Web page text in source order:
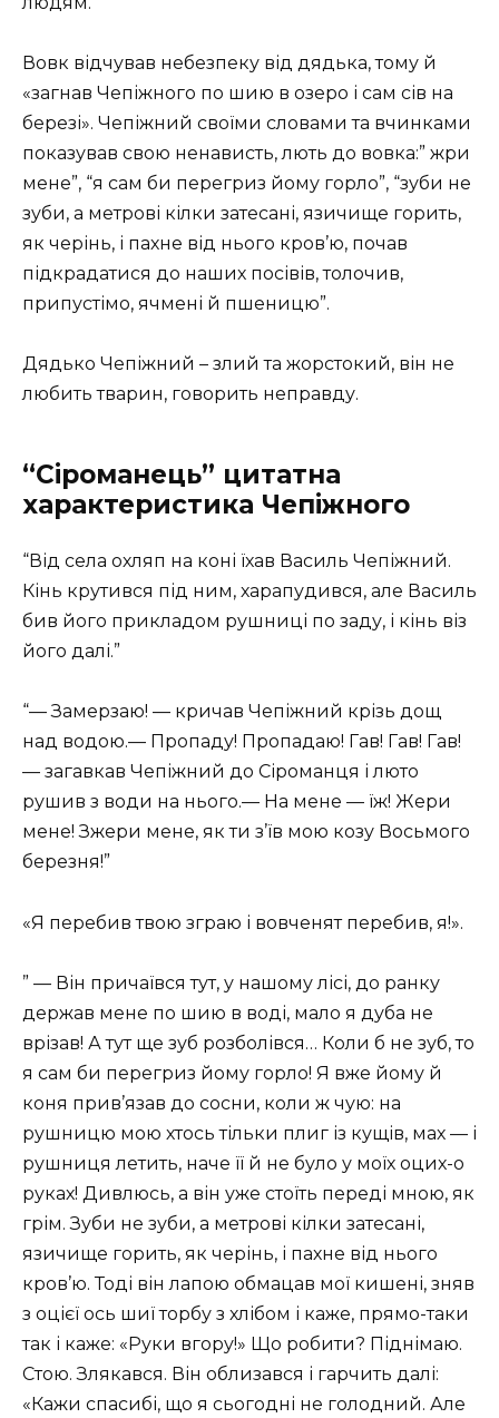
Вовк відчував небезпеку від дядька, тому й
«загнав Чепіжного по шию в озеро і сам сів на
березі». Чепіжний своїми словами та вчинками
показував свою ненависть, лють до вовка:” жри
мене”, “я сам би перегриз йому горло”, “зуби не
зуби, а метрові кілки затесані, язичище горить,
як черінь, і пахне від нього кров’ю, почав
підкрадатися до наших посівів, толочив,
припустімо, ячмені й пшеницю”.
Дядько Чепіжний – злий та жорстокий, він не
любить тварин, говорить неправду.
“Сіроманець” цитатна
характеристика Чепіжного
“Від села охляп на коні їхав Василь Чепіжний.
Кінь крутився під ним, харапудився, але Василь
бив його прикладом рушниці по заду, і кінь віз
його далі.”
“— Замерзаю! — кричав Чепіжний крізь дощ
над водою.— Пропаду! Пропадаю! Гав! Гав! Гав!
— загавкав Чепіжний до Сіроманця і люто
рушив з води на нього.— На мене — їж! Жери
мене! Зжери мене, як ти з’їв мою козу Восьмого
березня!”
«Я перебив твою зграю і вовченят перебив, я!».
” — Він причаївся тут, у нашому лісі, до ранку
держав мене по шию в воді, мало я дуба не
врізав! А тут ще зуб розболівся… Коли б не зуб, то
я сам би перегриз йому горло! Я вже йому й
коня прив’язав до сосни, коли ж чую: на
рушницю мою хтось тільки плиг із кущів, мах — і
рушниця летить, наче її й не було у моїх оцих-о
руках! Дивлюсь, а він уже стоїть переді мною, як
грім. Зуби не зуби, а метрові кілки затесані,
язичище горить, як черінь, і пахне від нього
кров’ю. Тоді він лапою обмацав мої кишені, зняв
з оцієї ось шиї торбу з хлібом і каже, прямо-таки
так і каже: «Руки вгору!» Що робити? Піднімаю.
Стою. Злякався. Він облизався і гарчить далі:
«Кажи спасибі, що я сьогодні не голодний. Але